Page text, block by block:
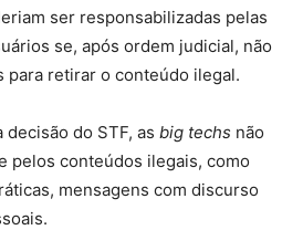
ser responsabilizadas pelas
se, após ordem judicial, não
para retirar o conteúdo ilegal.
decisão do STF, as big techs não
pelos conteúdos ilegais, como
mensagens com discurso